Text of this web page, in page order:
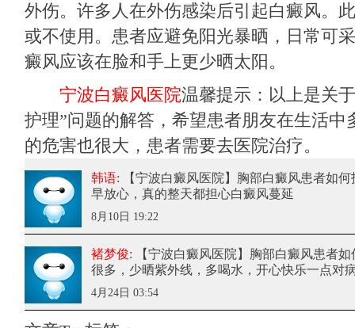
外伤。许多人在外伤感染后引起白癜风。
或不使用。患者应避免阳光暴晒，日常可
癜风应该在脸和手上更少晒太阳。
宁波白癜风医院温馨提示：以上是关
护理”问题的解答，希望患者朋友在生活中
的危害也很大，患者需要去医院治疗。
韩语: 【宁波白癜风医院】胸部白癜风患者如何
早放心，真的整天都担心白癜风蔓延
8月10日 19:22
褚梦俊: 【宁波白癜风医院】胸部白癜风患者如
很多，少晒紫外线，多喝水，开心快乐一点对
4月24日 03:54